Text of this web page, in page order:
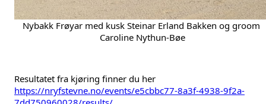
Nybakk Frøyar med kusk Steinar Erland Bakken og groom
Caroline Nythun-Bøe
https://nryfstevne.no/events/e5cbbc77-8a3f-4938-9f2a-